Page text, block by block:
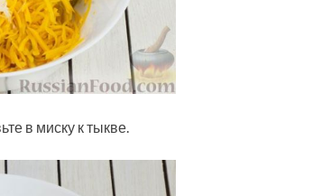
в миску к тыкве.